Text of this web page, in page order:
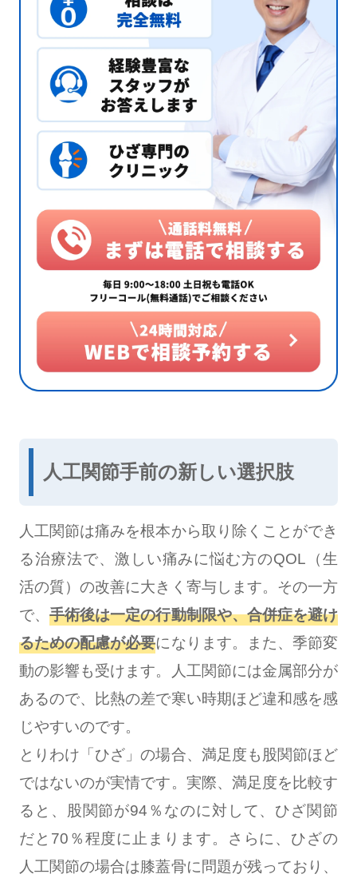
人工関節手前の新しい選択肢
人工関節は痛みを根本から取り除くことができ
る治療法で、激しい痛みに悩む方のQOL（生
活の質）の改善に大きく寄与します。その一方
で、手術後は一定の行動制限や、合併症を避け
るための配慮が必要になります。また、季節変
動の影響も受けます。人工関節には金属部分が
あるので、比熱の差で寒い時期ほど違和感を感
じやすいのです。
とりわけ「ひざ」の場合、満足度も股関節ほど
ではないのが実情です。実際、満足度を比較す
ると、股関節が94％なのに対して、ひざ関節
だと70％程度に止まります。さらに、ひざの
人工関節の場合は膝蓋骨に問題が残っており、